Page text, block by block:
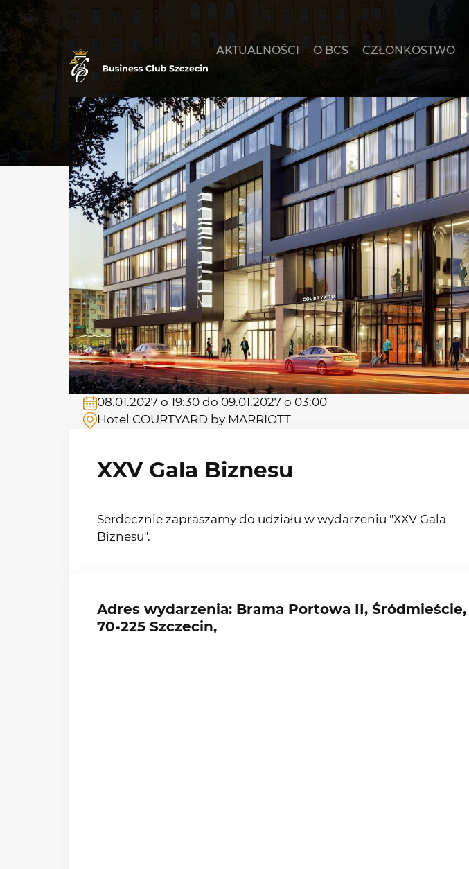
AKTUALNOŚCI O BCS CZŁONKOSTWO
08.01.2027 o 19:30 do 09.01.2027 o 03:00
Hotel COURTYARD by MARRIOTT
XXV Gala Biznesu
Serdecznie zapraszamy do udziału w wydarzeniu "XXV Gala
Biznesu".
Adres wydarzenia: Brama Portowa II, Śródmieście,
70-225 Szczecin,